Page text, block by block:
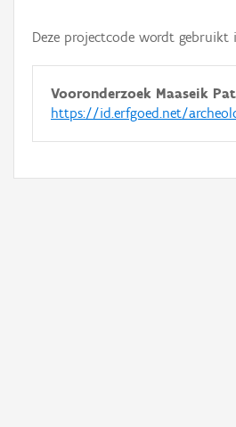
Deze projectcode wordt gebruikt
Vooronderzoek Maaseik
https://id.erfgoed.net/